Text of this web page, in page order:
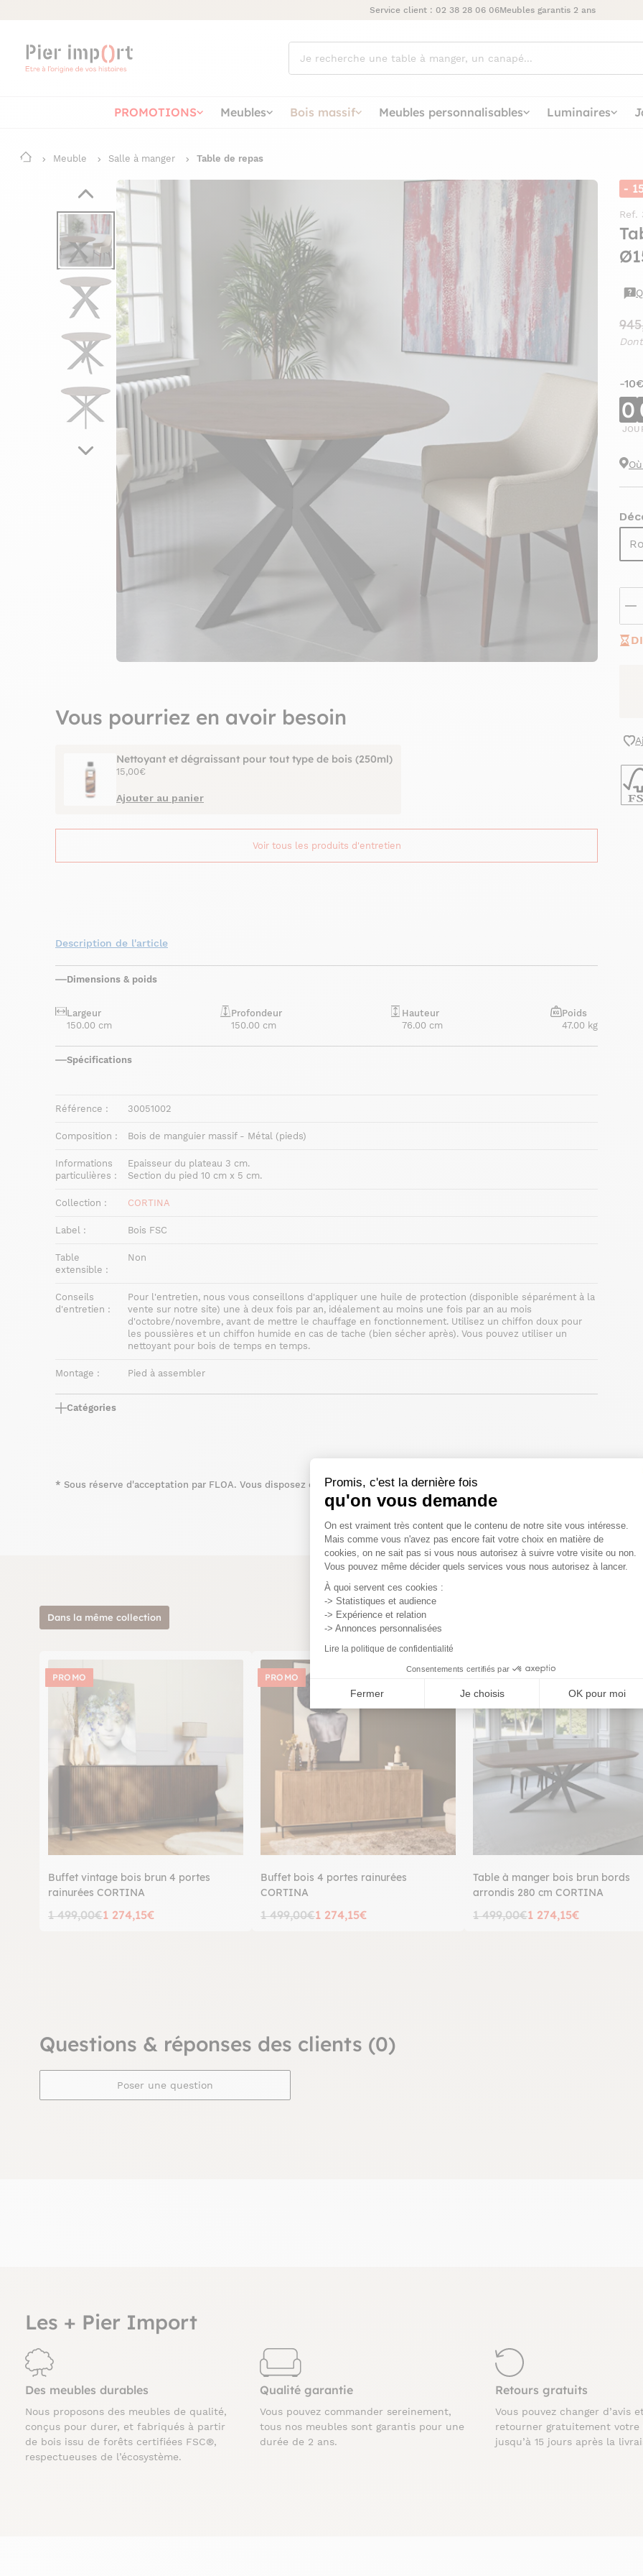
Promis, c'est la dernière fois
qu'on vous demande
Plateforme de Gestion du
On est vraiment très content que le contenu de notre site vous intéresse.
Mais comme vous n'avez pas encore fait votre choix en matière de
cookies, on ne sait pas si vous nous autorisez à suivre votre visite ou non.
Vous pouvez même décider quels services vous nous autorisez à lancer.
À quoi servent ces cookies :
-> Statistiques et audience
-> Expérience et relation
-> Annonces personnalisées
Lire la politique de confidentialité
Consentements certifiés par
Fermer Je choisis OK pour moi
Service client : 02 38 28 06 06Meubles garantis 2 ans
cherchez
vous ?
PROMOTIONS Meubles Bois massif Meubles personnalisables Luminaires
Meuble Salle à manger Table de repas
-
Ref.
-
0
Vous pourriez en avoir besoin
Nettoyant et dégraissant pour tout type de bois (250ml)
15,00€
Ajouter au panier
Voir tous les produits d'entretien
Description de l'article
Dimensions & poids
Largeur
150.00 cm
Profondeur
150.00 cm
Hauteur
76.00 cm
Poids
47.00 kg
Spécifications
Référence : 30051002
Composition : Bois de manguier massif - Métal (pieds)
Informations
particulières :
Epaisseur du plateau 3 cm.
Section du pied 10 cm x 5 cm.
Collection : CORTINA
Label : Bois FSC
Table
extensible :
Non
Conseils
d'entretien :
Pour l'entretien, nous vous conseillons d'appliquer une huile de protection (disponible séparément à la
vente sur notre site) une à deux fois par an, idéalement au moins une fois par an au mois
d'octobre/novembre, avant de mettre le chauffage en fonctionnement. Utilisez un chiffon doux pour
les poussières et un chiffon humide en cas de tache (bien sécher après). Vous pouvez utiliser un
nettoyant pour bois de temps en temps.
Montage : Pied à assembler
Catégories
* Sous réserve d'acceptation par FLOA. Vous disposez du délai légal de rétractation.
Dans la même collection
PROMO
Buffet vintage bois brun 4 portes
rainurées CORTINA
1 499,00€1 274,15€
PROMO
Buffet bois 4 portes rainurées
CORTINA
1 499,00€1 274,15€
Table à manger bois brun bords
arrondis 280 cm CORTINA
1 499,00€1 274,15€
Questions & réponses des clients (0)
Poser une question
Les + Pier Import
Des meubles durables
Nous proposons des meubles de qualité,
conçus pour durer, et fabriqués à partir
de bois issu de forêts certifiées FSC®,
respectueuses de l’écosystème.
Qualité garantie
Vous pouvez commander sereinement,
tous nos meubles sont garantis pour une
durée de 2 ans.
Retours gratuits
Vous pouvez changer d’avis
retourner gratuitement votre
jusqu’à 15 jours après la